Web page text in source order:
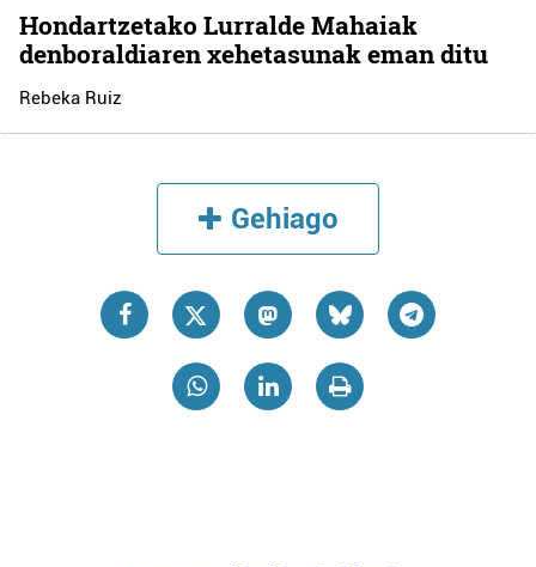
Hondartzetako Lurralde Mahaiak
denboraldiaren xehetasunak eman ditu
Rebeka Ruiz
Gehiago